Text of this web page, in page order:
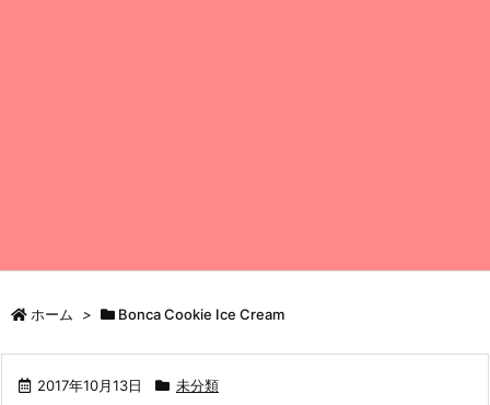
ホーム > Bonca Cookie Ice Cream
2017年10月13日 未分類